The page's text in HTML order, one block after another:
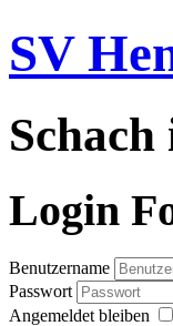
SV
Login
Benutzername
Passwort
Angemeldet bleiben